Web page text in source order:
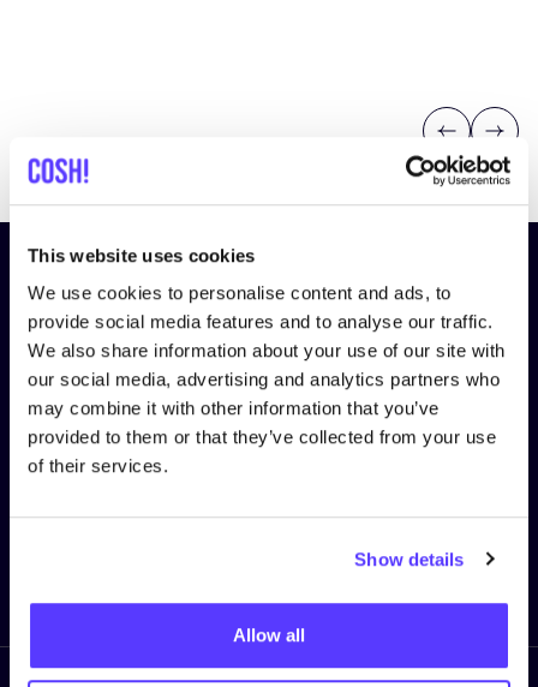
This website uses cookies
We use cookies to personalise content and ads, to
provide social media features and to analyse our traffic.
We also share information about your use of our site with
our social media, advertising and analytics partners who
may combine it with other information that you’ve
provided to them or that they’ve collected from your use
of their services.
Show details
Allow all
Previous
Next
Schrijf je in op onze nieuwsbrief
en blijf op de hoogte!
Voornaam*
E-mail*